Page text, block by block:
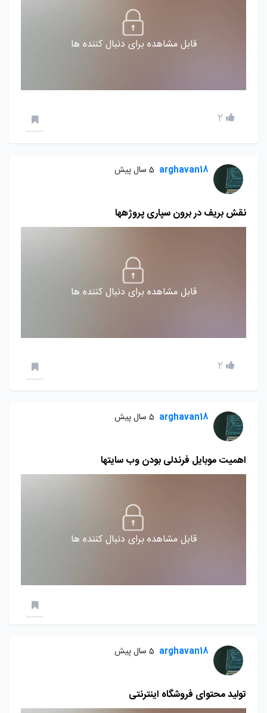
قابل مشاهده برای دنبال کننده ها
2
arghavan18 5 سال پیش
نقش بریف در برون سپاری پروژهها
قابل مشاهده برای دنبال کننده ها
2
arghavan18 5 سال پیش
اهمیت موبایل فرندلی بودن وب سایتها
قابل مشاهده برای دنبال کننده ها
arghavan18 5 سال پیش
تولید محتوای فروشگاه اینترنتی